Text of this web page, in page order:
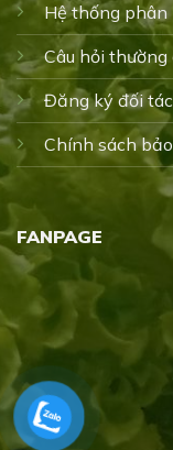
Hệ thống phân
Câu hỏi thường
Đăng ký đối tác
Chính sách
FANPAGE